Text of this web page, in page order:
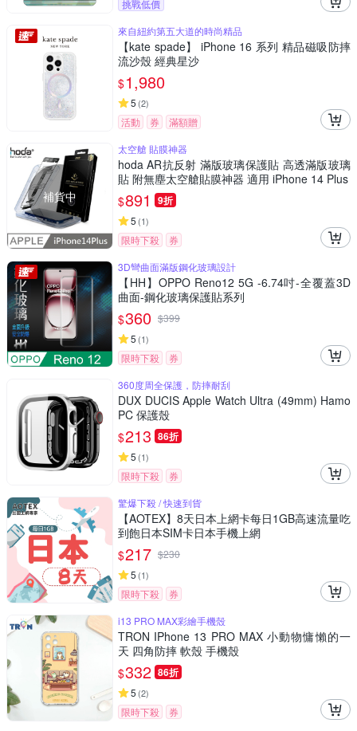
挑戰低價
來自紐約第五大道的時尚精品
【kate spade】 iPhone 16 系列 精品磁吸防摔
流沙殼 經典星沙
$1,980
5 (2)
活動 券 滿額贈
補貨中
太空艙 貼膜神器
hoda AR抗反射 滿版玻璃保護貼 高透滿版玻璃
貼 附無塵太空艙貼膜神器 適用 iPhone 14 Plus
$891 9折
5 (1)
限時下殺
券
3D彎曲面滿版鋼化玻璃設計
【HH】OPPO Reno12 5G -6.74吋-全覆蓋3D
曲面-鋼化玻璃保護貼系列
$360 $399
5 (1)
限時下殺
券
360度周全保護，防摔耐刮
DUX DUCIS Apple Watch Ultra (49mm) Hamo
PC 保護殼
$213 86折
5 (1)
限時下殺
券
驚爆下殺 / 快速到貨
【AOTEX】8天日本上網卡每日1GB高速流量吃
到飽日本SIM卡日本手機上網
$217 $230
5 (1)
限時下殺
券
i13 PRO MAX彩繪手機殼
TRON IPhone 13 PRO MAX 小動物慵懶的一
天 四角防摔 軟殼 手機殼
$332 86折
5 (2)
限時下殺
券